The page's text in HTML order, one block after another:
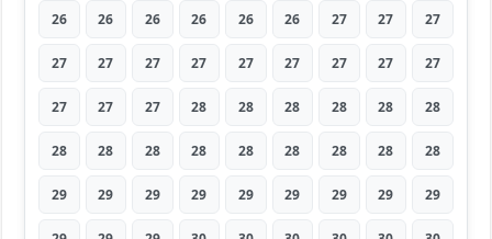
26 26 26 26 26 26 27 27 27
27 27 27 27 27 27 27 27 27
27 27 27 28 28 28 28 28 28
28 28 28 28 28 28 28 28 28
29 29 29 29 29 29 29 29 29